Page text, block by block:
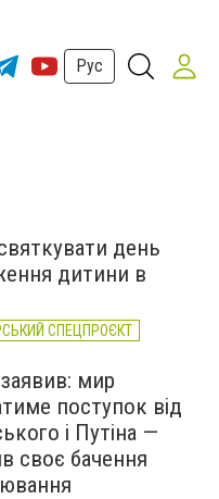
Рус
день
дитини в
СПЕЦПРОЄКТ
мир
поступок від
і Путіна —
своє бачення